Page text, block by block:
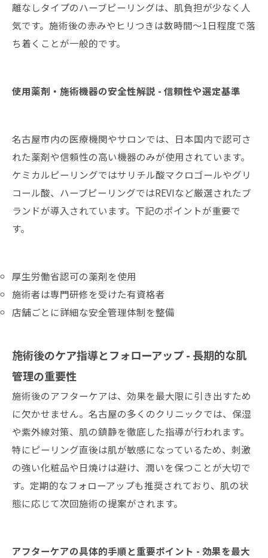
離なしタイプのハーブピーリングは、肌負担が少なく人
気です。施術後の赤みやヒリつきは数時間〜1日程度で落
ち着くことが一般的です。
使用薬剤・施術機器の安全性解説 - 信頼性や選定基準
名古屋市内の医療機関やサロンでは、日本国内で認可さ
れた薬剤や信頼性の高い機器のみが使用されています。
ケミカルピーリングではサリチル酸マクロゴールやグリ
コール酸、ハーブピーリングではREVIなど厳選されたブ
ランドが導入されています。下記のポイントが重要で
す。
厚生労働省認可の薬剤を使用
施術者は専門研修を受けた有資格者
店舗ごとに詳細な安全管理体制を整備
施術後のケア指導とフォローアップ - 長期的な肌
管理の重要性
施術後のアフターケアは、効果を最大限に引き出すため
に欠かせません。名古屋の多くのクリニックでは、保湿
や紫外線対策、肌の鎮静を徹底した指導が行われます。
特にピーリング直後は肌が敏感になっているため、刺激
の強い化粧品や日焼けは避け、潤いを保つことが大切で
す。定期的なフォローアップも推奨されており、肌の状
態に応じて次回施術の提案がされます。
アフターケアの具体的手順と重要ポイント - 効果を最大